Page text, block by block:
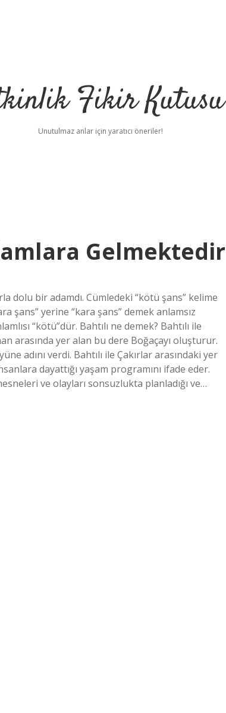
Fikir Kutusu
Unutulmaz anlar için yaratıcı öneriler!
Gelmektedir
dolu bir adamdı. Cümledeki “kötü şans” kelime
şans” yerine “kara şans” demek anlamsız
“kötü”dür. Bahtılı ne demek? Bahtılı ile
arasında yer alan bu dere Boğaçayı oluşturur.
adını verdi. Bahtılı ile Çakırlar arasındaki yer
dayattığı yaşam programını ifade eder.
ve olayları sonsuzlukta planladığı ve…